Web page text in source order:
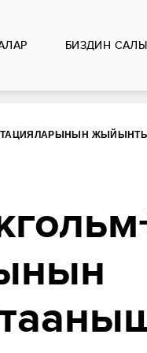
БИЗДИН